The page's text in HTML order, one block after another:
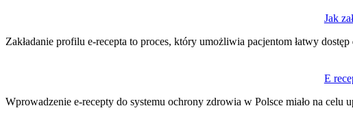
Jak
Zakładanie profilu e-recepta to proces, który umożliwia pacjentom łatwy
E
Wprowadzenie e-recepty do systemu ochrony zdrowia w Polsce miało na celu
wpisu